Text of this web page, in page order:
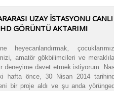
UZAY İSTASYONU CANLI
HD GÖRÜNTÜ AKTARIMI
heyecanlandırmak,
amatör gökbilimcileri ve
deneyime davet etmek istiyorum.
hafta önce, 30 Nisan 2014
bir proje aldı ve şu anda